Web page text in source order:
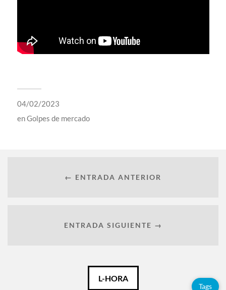
04/02/2023
enGolpes de mercado
← ENTRADA ANTERIOR
ENTRADA SIGUIENTE →
L-HORA
Tags